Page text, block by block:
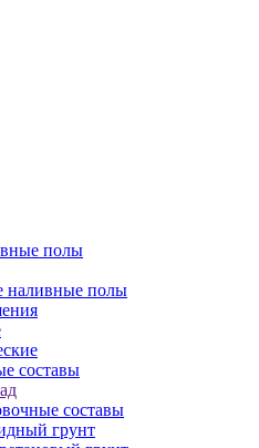
полы
наливные полы
составы
составы
грунт